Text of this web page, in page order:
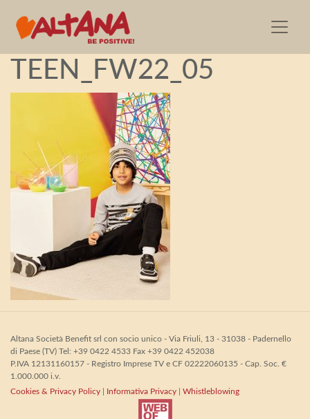
Moschino BABY KID
TEEN_FW22_05
Altana Società Benefit srl con socio unico - Via Friuli, 13 - 31038 - Padernello
di Paese (TV) Tel: +39 0422 4533 Fax +39 0422 452038
P.IVA 12131160157 - Registro Imprese TV e CF 02222060135 - Cap. Soc. €
1.000.000 i.v.
Cookies & Privacy Policy
Informativa Privacy Whistleblowing